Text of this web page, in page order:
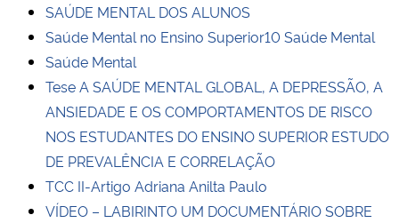
Planalto
SAÚDE MENTAL DOS ALUNOS
Saúde Mental no Ensino Superior10 Saúde Mental
Saúde Mental
Tese A SAÚDE MENTAL GLOBAL, A DEPRESSÃO, A
ANSIEDADE E OS COMPORTAMENTOS DE RISCO
NOS ESTUDANTES DO ENSINO SUPERIOR ESTUDO
DE PREVALÊNCIA E CORRELAÇÃO
TCC II-Artigo Adriana Anilta Paulo
VÍDEO – LABIRINTO UM DOCUMENTÁRIO SOBRE